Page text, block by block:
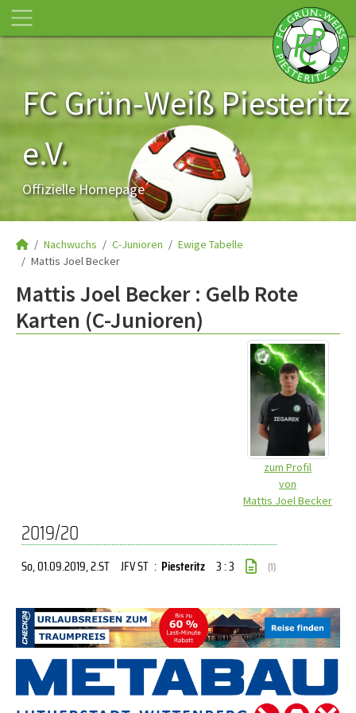
FC Grün-Weiß Piesteritz
e.V.
Offizielle Homepage
Nachwuchs C-Junioren
Ewige Tabelle
Mattis Joel Becker
Mattis Joel Becker : Gelb Rote
Karten (C-Junioren)
zum Profil
von
Mattis Joel Becker
2019/20
So, 01.09.2019, 2.ST JFV ST : Piesteritz 3 : 3 (1)